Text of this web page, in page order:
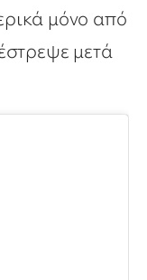
μόνο από
μετά